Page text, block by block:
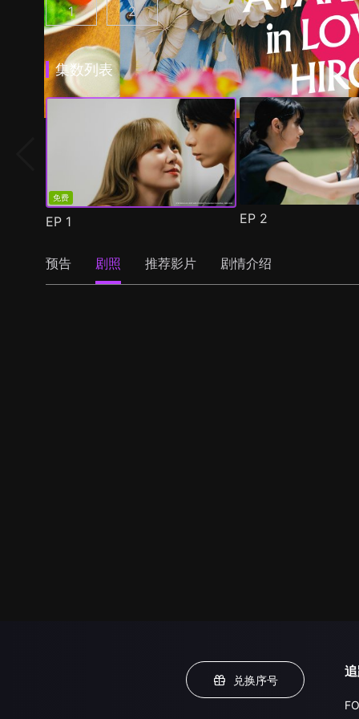
彩香最爱弘子前辈 第1集()
1 彩香最爱弘子前辈 第2季 第1集(
2
集数列表
免费
EP 1 EP 2
预告 剧照 推荐影片 剧情介绍
兑换序号